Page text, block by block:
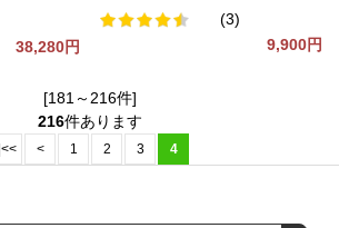
38,280円
(3)
9,900円
[181～216件]
216件あります
|<< < 1 2 3 4